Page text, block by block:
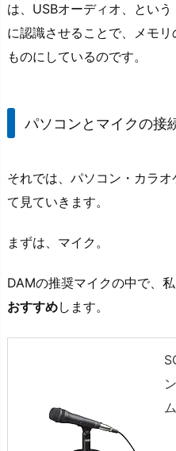
は、USBオーディオ、とい
に認識させることで、メモ
ものにしているのです。
パソコンとマイクの接
それでは、パソコン・カラ
て見ていきます。
まずは、マイク。
DAMの推奨マイクの中で、
おすすめします。